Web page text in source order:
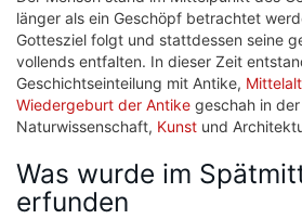
länger als ein Geschöpf betrachtet
Gottesziel folgt und stattdessen seine
vollends entfalten. In dieser Zeit
Geschichtseinteilung mit Antike,
Wiedergeburt der Antike geschah in
Naturwissenschaft, Kunst und
Was wurde im
erfunden